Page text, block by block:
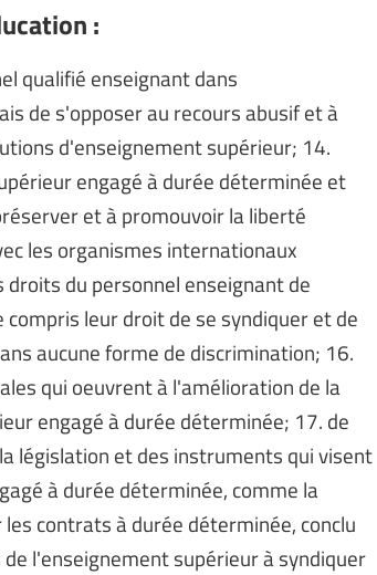
:
qualifié enseignant dans
de s'opposer au recours abusif et à
d'enseignement supérieur; 14.
engagé à durée déterminée et
et à promouvoir la liberté
les organismes internationaux
droits du personnel enseignant de
leur droit de se syndiquer et de
aucune forme de discrimination; 16.
qui oeuvrent à l'amélioration de la
engagé à durée déterminée; 17. de
législation et des instruments qui visent
à durée déterminée, comme la
contrats à durée déterminée, conclu
de l'enseignement supérieur à syndiquer